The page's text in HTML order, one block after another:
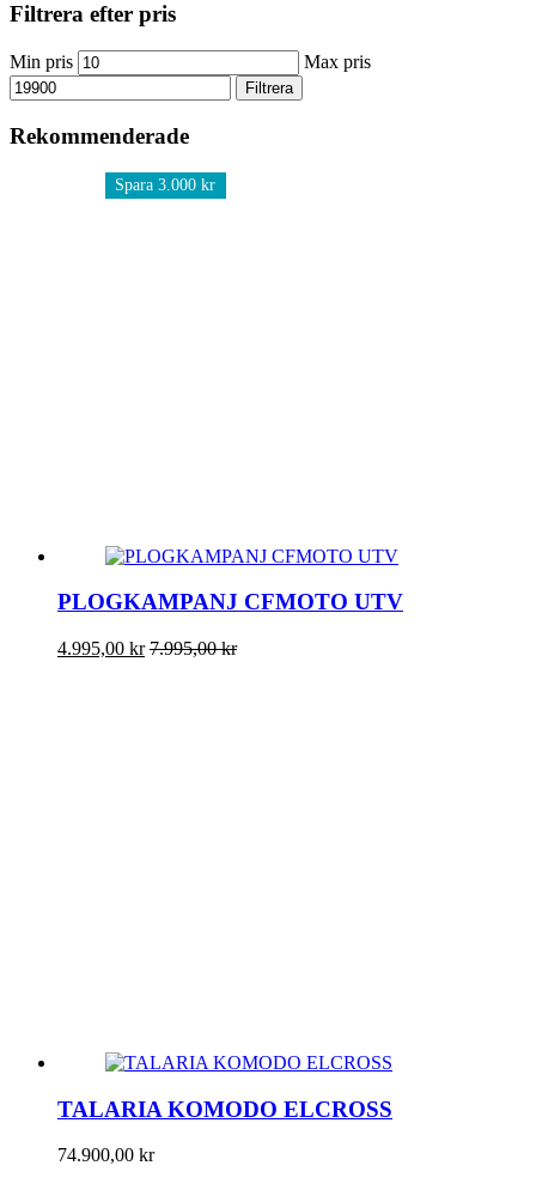
Filtrera efter pris
Min pris Max pris
Filtrera
Rekommenderade
Spara 3.000 kr
PLOGKAMPANJ CFMOTO UTV
4.995,00 kr 7.995,00kr
TALARIA KOMODO ELCROSS
74.900,00 kr